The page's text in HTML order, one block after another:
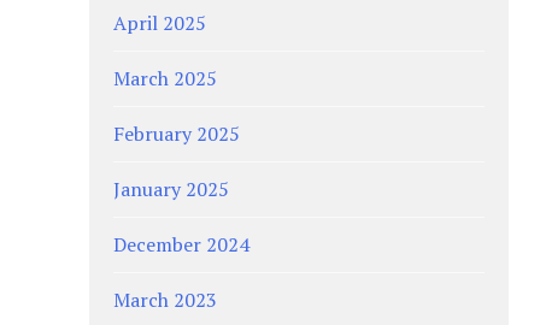
April 2025
March 2025
February 2025
January 2025
December 2024
March 2023